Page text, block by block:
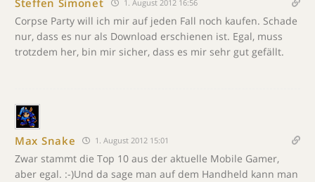
1. August 2012 16:56
Corpse Party will ich mir auf jeden Fall noch kaufen. Schade
nur, dass es nur als Download erschienen ist. Egal, muss
trotzdem her, bin mir sicher, dass es mir sehr gut gefällt.
Max Snake 1. August 2012 15:01
Zwar stammt die Top 10 aus der aktuelle Mobile Gamer,
aber egal. :-)Und da sage man auf dem Handheld kann man